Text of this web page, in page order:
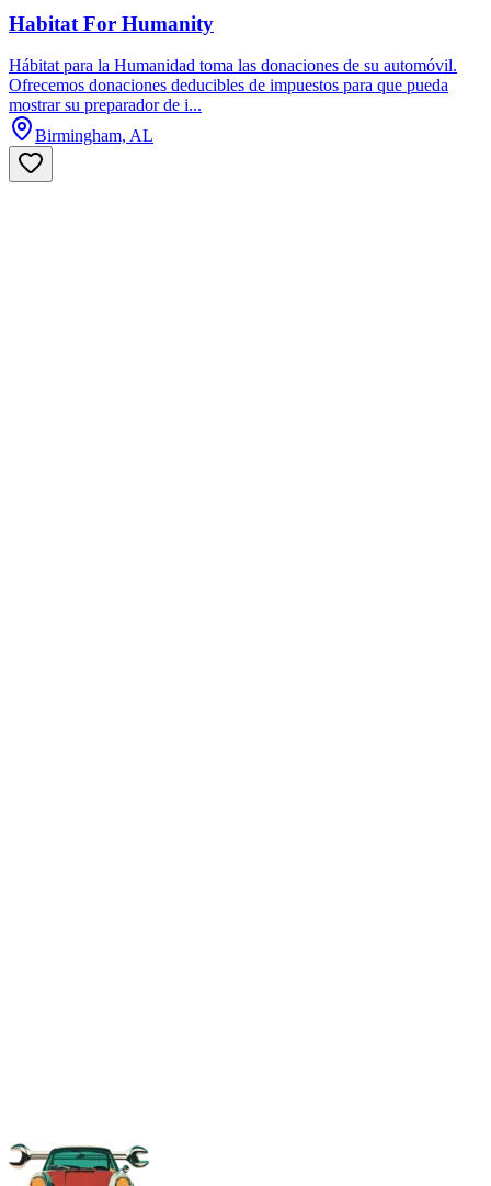
Habitat For Humanity
Hábitat para la Humanidad toma las donaciones de su automóvil.
Ofrecemos donaciones deducibles de impuestos para que pueda
mostrar su preparador de i...
Birmingham, AL